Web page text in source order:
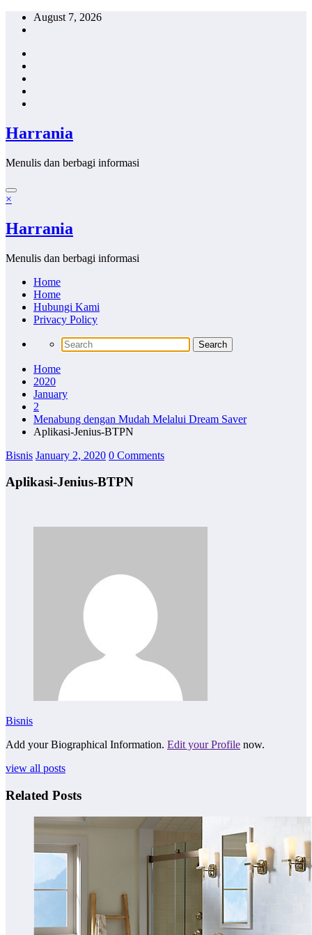
Skip
August 7, 2026
Harrania
Menulis dan berbagi informasi
×
Harrania
Menulis dan berbagi informasi
Home
Home
Hubungi Kami
Privacy Policy
Home
2020
January
2
Menabung dengan Mudah Melalui Dream Saver
Aplikasi-Jenius-BTPN
Bisnis January 2, 2020 0 Comments
Aplikasi-Jenius-BTPN
Bisnis
Add your Biographical Information. Edit your Profile now.
view all posts
Related Posts